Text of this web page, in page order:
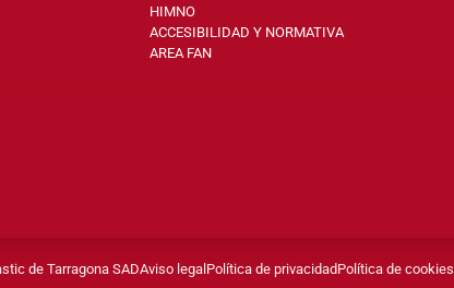
HIMNO
ACCESIBILIDAD Y NORMATIVA
AREA FAN
de Tarragona SADAviso legalPolítica de privacidadPolítica de cookies